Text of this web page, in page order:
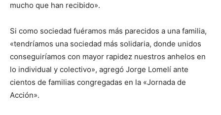
mucho que han recibido».
Si como sociedad fuéramos más parecidos a una familia,
«tendríamos una sociedad más solidaria, donde unidos
conseguiríamos con mayor rapidez nuestros anhelos en
lo individual y colectivo», agregó Jorge Lomelí ante
cientos de familias congregadas en la «Jornada de
Acción».